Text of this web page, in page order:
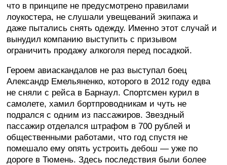
что в принципе не предусмотрено правилами
лоукостера, не слушали увещеваний экипажа и
даже пытались снять одежду. Именно этот случай и
вынудил компанию выступить с призывом
ограничить продажу алкоголя перед посадкой.
Героем авиаскандалов не раз выступал боец
Александр Емельяненко, которого в 2012 году едва
не сняли с рейса в Барнаул. Спортсмен курил в
самолете, хамил бортпроводникам и чуть не
подрался с одним из пассажиров. Звездный
пассажир отделался штрафом в 700 рублей и
общественными работами, что год спустя не
помешало ему опять устроить дебош — уже по
дороге в Тюмень. Здесь последствия были более